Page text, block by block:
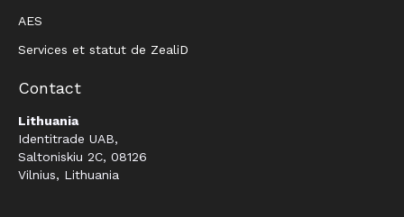
AES
Services et statut de ZealiD
Contact
Lithuania
Identitrade UAB,
Saltoniskiu 2C, 08126
Vilnius, Lithuania